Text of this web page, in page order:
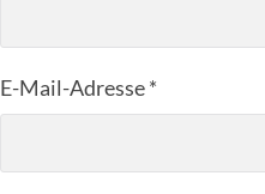
E-Mail-Adresse*